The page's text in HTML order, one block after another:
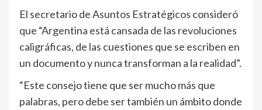
El secretario de Asuntos Estratégicos consideró
que “Argentina está cansada de las revoluciones
caligráficas, de las cuestiones que se escriben en
un documento y nunca transforman a la realidad”.
“Este consejo tiene que ser mucho más que
palabras, pero debe ser también un ámbito donde